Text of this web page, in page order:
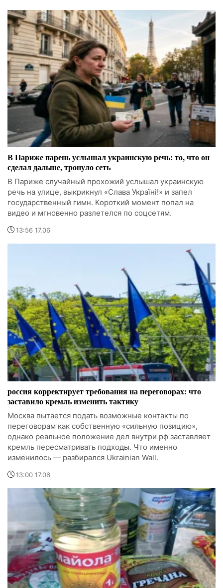
В Париже парень услышал украинскую речь: то, что он
сделал дальше, тронуло сеть
В Париже случайный прохожий услышал украинскую
речь на улице, выкрикнул «Слава Україні!» и запел
государственный гимн. Короткий момент попал на
видео и мгновенно разлетелся по соцсетям.
13:56 17.06
россия корректирует требования на переговорах: что
заставило кремль изменить тактику
Москва пытается подать возможные контакты по
переговорам как собственную «сильную позицию»,
однако реальное положение дел внутри рф заставляет
кремль пересматривать подходы. Что именно
изменилось — разбирался Ukrainian Wall.
13:00 17.06